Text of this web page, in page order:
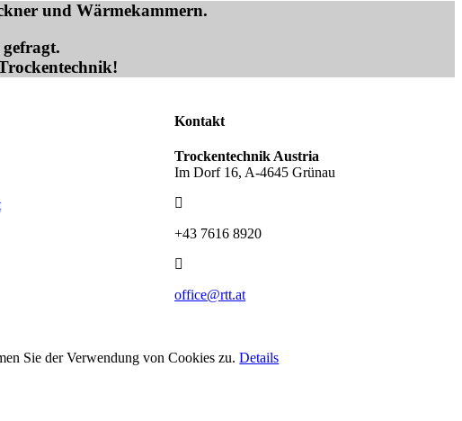
und Wärmekammern.
Kontakt
Trockentechnik Austria
Im Dorf 16, A-4645 Grünau
+43 7616 8920
office@rtt.at
Sie der Verwendung von Cookies zu.Details